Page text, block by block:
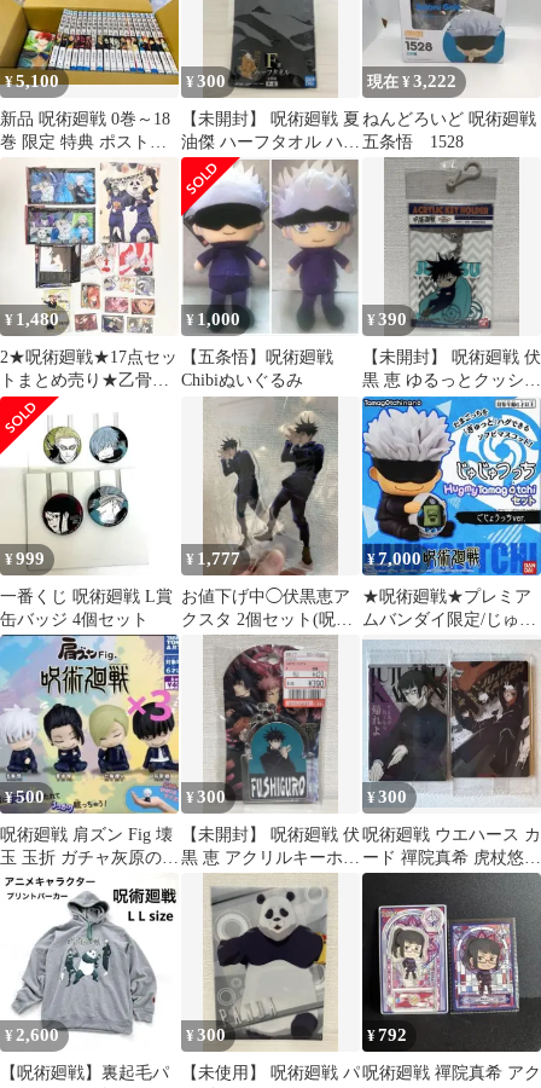
¥5,100
新品 呪術廻戦 0巻～18
巻 限定 特典 ポストカ
ード 7枚付
¥300
【未開封】 呪術廻戦 夏
油傑 ハーフタオル ハン
カチ 一番くじ
現在 ¥3,222
ねんどろいど 呪術廻戦
五条悟 1528
¥ 1,480
2★呪術廻戦★17点セッ
トまとめ売り★乙骨憂
太★五条悟★狗巻棘★
パンダ★禪院真希
¥ 1,000
【五条悟】呪術廻戦
Chibiぬいぐるみ
¥390
【未開封】 呪術廻戦 伏
黒 恵 ゆるっとクッショ
ン アクリルキーホルダ
ー
¥999
一番くじ 呪術廻戦 L賞
缶バッジ 4個セット
¥ 1,777
お値下げ中◯伏黒恵ア
クスタ 2個セット(呪術
廻戦×TSUTAYAコラボ)
¥7,000
★呪術廻戦★プレミア
ムバンダイ限定/じゅじ
ゅつっち★五条悟セッ
ト★美品★
¥500
呪術廻戦 肩ズン Fig 壊
玉 玉折 ガチャ灰原のみ
3点セット￥300
¥300
【未開封】 呪術廻戦 伏
黒 恵 アクリルキーホル
ダー アクキー
¥300
呪術廻戦 ウエハース カ
ード 禪院真希 虎杖悠仁
2枚セット
¥ 2,600
【呪術廻戦】裏起毛パ
¥300
【未使用】 呪術廻戦 パ
¥792
呪術廻戦 禪院真希 アク